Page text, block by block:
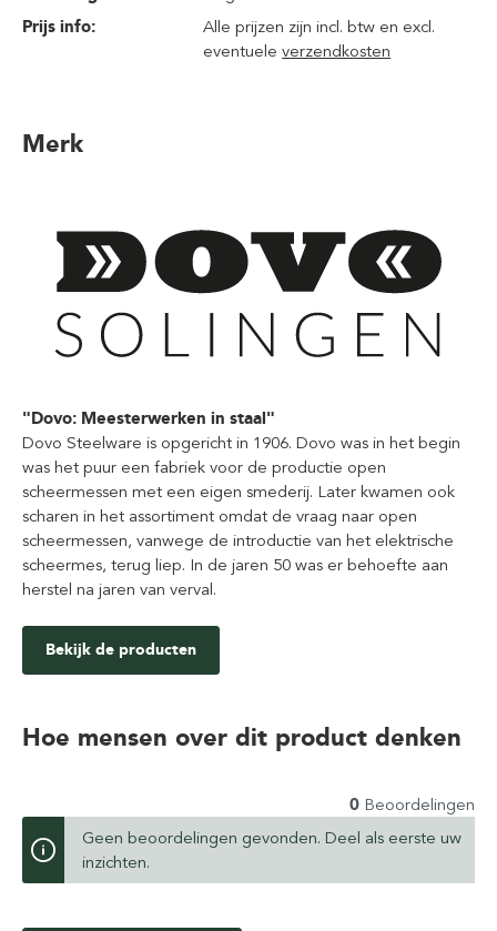
Prijs info:
Alle prijzen zijn incl. btw en excl.
eventueleverzendkosten
Merk
"Dovo: Meesterwerken in staal"
Dovo Steelware is opgericht in 1906. Dovo was in het begin
was het puur een fabriek voor de productie open
scheermessen met een eigen smederij. Later kwamen ook
scharen in het assortiment omdat de vraag naar open
scheermessen, vanwege de introductie van het elektrische
scheermes, terug liep. In de jaren 50 was er behoefte aan
herstel na jaren van verval.
Bekijk de producten
Hoe mensen over dit product denken
0 Beoordelingen
Geen beoordelingen gevonden. Deel als eerste uw
inzichten.